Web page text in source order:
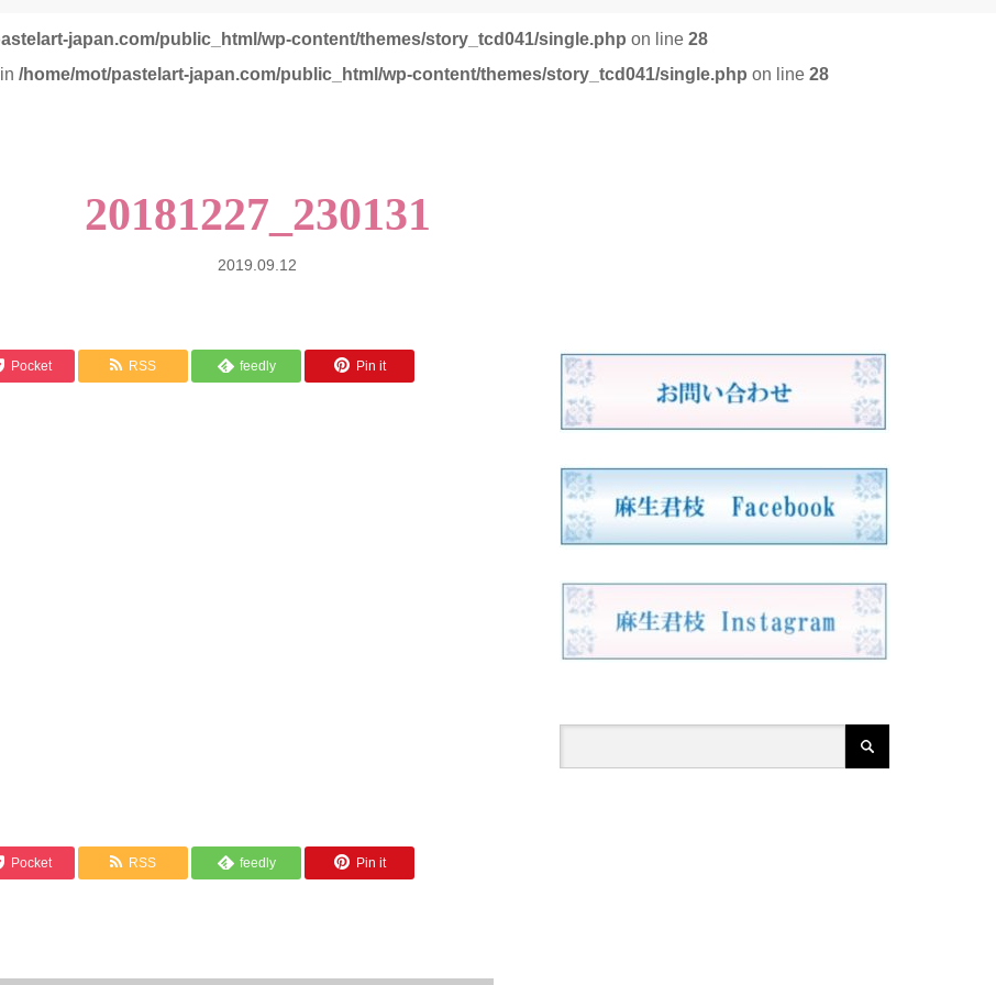
japan.com/public_html/wp-content/themes/story_tcd041/single.php on line 28
/home/mot/pastelart-japan.com/public_html/wp-content/themes/story_tcd041/single.php on line 28
20181227_230131
2019.09.12
Pocket RSS feedly Pin it
Pocket RSS feedly Pin it